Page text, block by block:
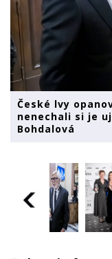
České lvy
nenechali si je
Bohdalová